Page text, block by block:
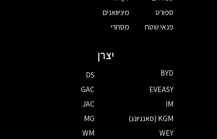
ספורט
פנאי שטח
מיניוואנים
מסחרי
יצרן
BYD
DS
EVEASY
GAC
IM
JAC
KGM (סאנגיונג)
MG
WEY
WM